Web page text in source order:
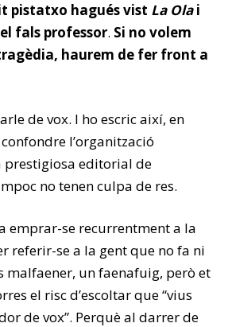
pistatxo hagués vist La Olai
fals professor. Si no volem
haurem de fer front a
de vox. I ho escric així, en
l’organització
prestigiosa editorial de
no tenen culpa de res.
emprar-se recurrentment a la
referir-se a la gent que no fa ni
malfaener, un faenafuig, però et
el risc d’escoltar que “vius
de vox”. Perquè al darrer de